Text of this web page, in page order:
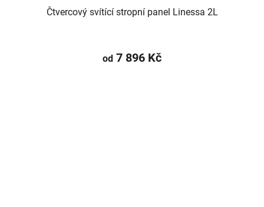
Čtvercový svítící stropní panel Linessa 2L
od 7 896 Kč